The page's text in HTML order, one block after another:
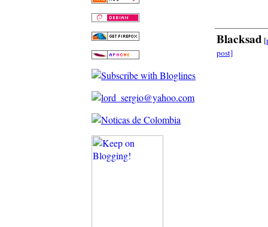
Blacksad [
post]